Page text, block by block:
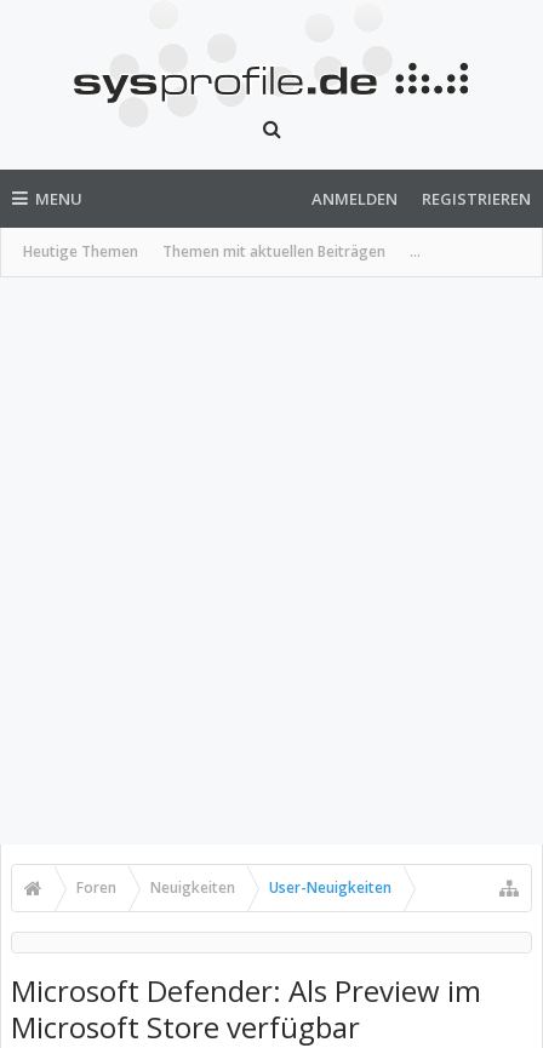
MENU
Heutige Themen Themen mit aktuellen Beiträgen ...
ANMELDEN REGISTRIEREN
Foren Neuigkeiten User-Neuigkeiten
Microsoft Defender: Als Preview im
Microsoft Store verfügbar